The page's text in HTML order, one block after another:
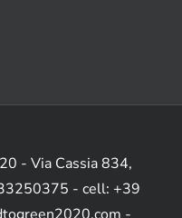
- Via Cassia 834,
- cell: +39